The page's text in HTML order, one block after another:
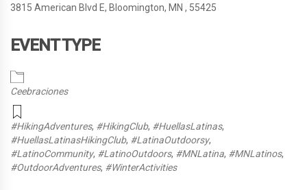
3815 American Blvd E, Bloomington, MN , 55425
EVENT TYPE
Ceebraciones
#HikingAdventures, #HikingClub, #HuellasLatinas,
#HuellasLatinasHikingClub, #LatinaOutdoorsy,
#LatinoCommunity, #LatinoOutdoors, #MNLatina, #MNLatinos,
#OutdoorAdventures, #WinterActivities